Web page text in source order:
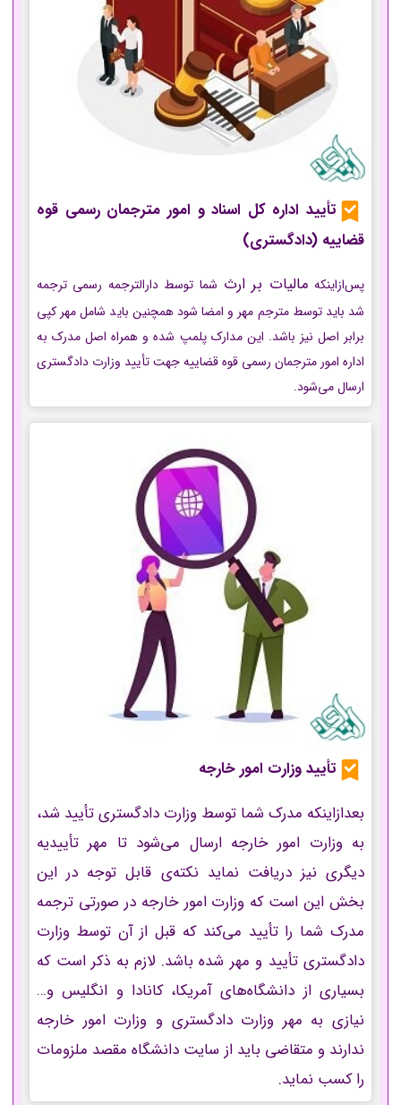
تأیید اداره کل اسناد و امور مترجمان رسمی قوه
قضاییه (دادگستری)
پس‌ازاینکه مالیات بر ارث شما توسط دارالترجمه رسمی ترجمه
شد باید توسط مترجم مهر و امضا شود همچنین باید شامل مهر کپی
برابر اصل نیز باشد. این مدارک پلمپ شده و همراه اصل مدرک به
اداره امور مترجمان رسمی قوه قضاییه جهت تأیید وزارت دادگستری
ارسال می‌شود.
تأیید وزارت امور خارجه
بعدازاینکه مدرک شما توسط وزارت دادگستری تأیید شد،
به وزارت امور خارجه ارسال می‌شود تا مهر تأییدیه
دیگری نیز دریافت نماید نکته‌ی قابل توجه در این
بخش این است که وزارت امور خارجه در صورتی ترجمه
مدرک شما را تأیید می‌کند که قبل از آن توسط وزارت
دادگستری تأیید و مهر شده باشد. لازم به ذکر است که
بسیاری از دانشگاه‌های آمریکا، کانادا و انگلیس و…
نیازی به مهر وزارت دادگستری و وزارت امور خارجه
ندارند و متقاضی باید از سایت دانشگاه مقصد ملزومات
را کسب نماید.